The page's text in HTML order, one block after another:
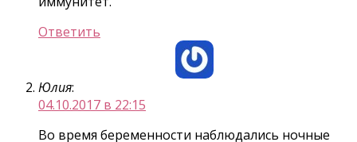
Ответить
Юлия:
04.10.2017 в 22:15
Во время беременности наблюдались ночные